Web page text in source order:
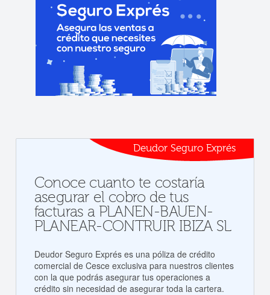
Deudor Seguro Exprés
Conoce cuanto te costaría
asegurar el cobro de tus
facturas a PLANEN-BAUEN-
PLANEAR-CONTRUIR IBIZA SL
Deudor Seguro Exprés es una póliza de crédito
comercial de Cesce exclusiva para nuestros clientes
con la que podrás asegurar tus operaciones a
crédito sin necesidad de asegurar toda la cartera.